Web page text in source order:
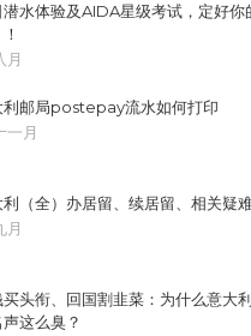
潜水体验及AIDA星级考试，定好你
月
利邮局postepay流水如何打印
一月
利（全）办居留、续居留、相关疑
月
买头衔、回国割韭菜：为什么意大
声这么臭？